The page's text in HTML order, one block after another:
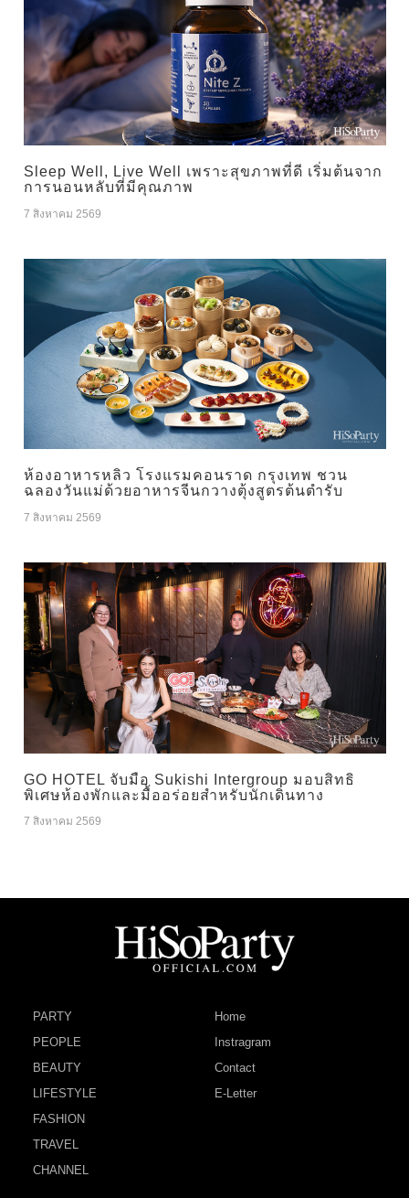
Sleep Well, Live Well เพราะสุขภาพที่ดี เริ่มต้นจาก
การนอนหลับที่มีคุณภาพ
7 สิงหาคม 2569
ห้องอาหารหลิว โรงแรมคอนราด กรุงเทพ ชวน
ฉลองวันแม่ด้วยอาหารจีนกวางตุ้งสูตรต้นตำรับ
7 สิงหาคม 2569
GO HOTEL จับมือ Sukishi Intergroup มอบสิทธิ
พิเศษห้องพักและมื้ออร่อยสำหรับนักเดินทาง
7 สิงหาคม 2569
PARTY
PEOPLE
BEAUTY
LIFESTYLE
FASHION
TRAVEL
CHANNEL
Home
Instragram
Contact
E-Letter